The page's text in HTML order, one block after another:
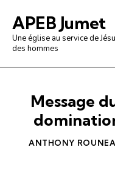
APEB Jumet
Une église au service de
des hommes
Message
ANTHONY